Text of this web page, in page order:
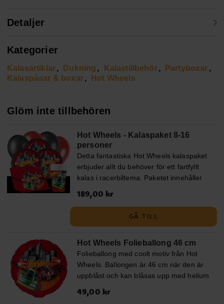
Detaljer
Kategorier
Kalasartiklar Dukning Kalastillbehör
Partyboxar
Kalaspåsar & boxar
Hot Wheels
Glöm inte tillbehören
Hot Wheels - Kalaspaket 8-16
personer
Detta fantastiska Hot Wheels kalaspaket
erbjuder allt du behöver för ett fartfyllt
kalas i racerbiltema. Paketet innehåller
pappmuggar (200 ml) och Hot Wheels
servetter (33 x 33 cm) för 8 eller 16
ballonger som skapar en festlig
atmosfär, samt en svart plastduk (137 x
274 cm). Komplettera gärna ditt Hot
Wheels kalaspaket med kalaspåsar,
partyboxar, godis, småleksaker och Hot
Wheels dekorationer. Gör kalaset
Pris :189,00 kr
189,00 kr
GÅ TILL
Hot Wheels Folieballong 46 cm
Folieballong med coolt motiv från Hot
Wheels. Ballongen är 46 cm när den är
uppblåst och kan blåsas upp med helium
eller luft. Ballongen har en självslutande
ventil och för att blåsa upp den med
Pris:49,00 kr
49,00 kr